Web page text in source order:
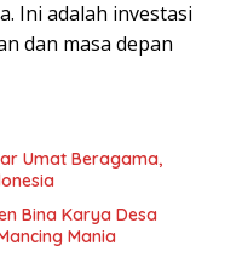
Ini adalah investasi
dan masa depan
Umat Beragama,
Bina Karya Desa
Mania